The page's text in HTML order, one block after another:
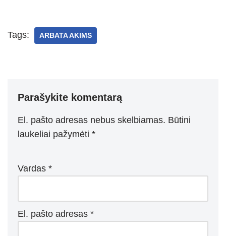
s
gr e
k
Tags: ARBATA AKIMS
Parašykite komentarą
El. pašto adresas nebus skelbiamas. Būtini
laukeliai pažymėti *
Vardas *
El. pašto adresas *